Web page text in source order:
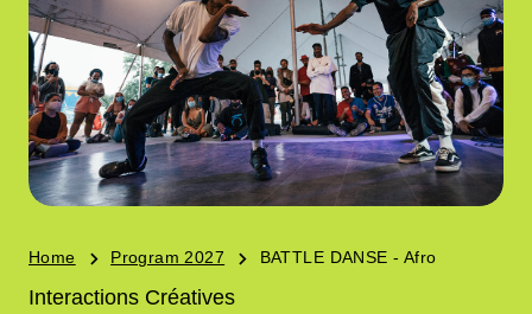
Home Program 2027 BATTLE DANSE - Afro
Interactions Créatives